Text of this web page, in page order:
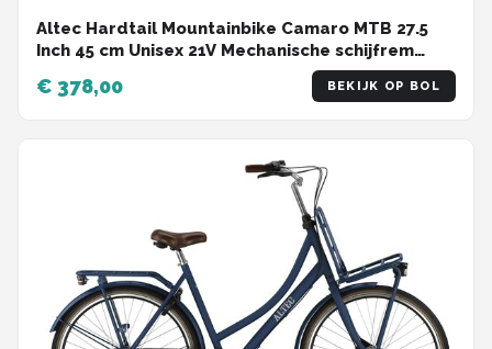
Altec Hardtail Mountainbike Camaro MTB 27.5
Inch 45 cm Unisex 21V Mechanische schijfrem
€ 378,00 BEKIJK OP BOL